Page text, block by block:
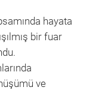
hayata
bir fuar
ve